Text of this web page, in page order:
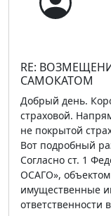
RE:
САМОКАТОМ
Добрый день.
страховой.
не покрытой
Вот подробный
Согласно ст. 1
ОСАГО»,
имущественные
ответственности